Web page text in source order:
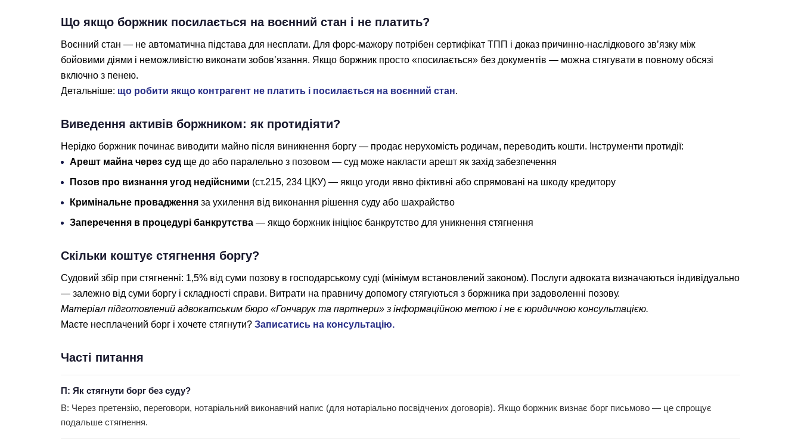
Що якщо боржник посилається на воєнний стан і не платить?
Воєнний стан — не автоматична підстава для несплати. Для форс-мажору потрібен сертифікат ТПП і доказ причинно-наслідкового зв’язку між
бойовими діями і неможливістю виконати зобов’язання. Якщо боржник просто «посилається» без документів — можна стягувати в повному обсязі
включно з пенею.
Детальніше: що робити якщо контрагент не платить і посилається на воєнний стан.
Виведення активів боржником: як протидіяти?
Нерідко боржник починає виводити майно після виникнення боргу — продає нерухомість родичам, переводить кошти. Інструменти протидії:
Арешт майна через суд ще до або паралельно з позовом — суд може накласти арешт як захід забезпечення
Позов про визнання угод недійсними (ст.215, 234 ЦКУ) — якщо угоди явно фіктивні або спрямовані на шкоду кредитору
Кримінальне провадження за ухилення від виконання рішення суду або шахрайство
Заперечення в процедурі банкрутства — якщо боржник ініціює банкрутство для уникнення стягнення
Скільки коштує стягнення боргу?
Судовий збір при стягненні: 1,5% від суми позову в господарському суді (мінімум встановлений законом). Послуги адвоката визначаються індивідуально
— залежно від суми боргу і складності справи. Витрати на правничу допомогу стягуються з боржника при задоволенні позову.
Матеріал підготовлений адвокатським бюро «Гончарук та партнери» з інформаційною метою і не є юридичною консультацією.
Маєте несплачений борг і хочете стягнути? Записатись на консультацію.
Часті питання
П: Як стягнути борг без суду?
В: Через претензію, переговори, нотаріальний виконавчий напис (для нотаріально посвідчених договорів). Якщо боржник визнає борг письмово — це спрощує
подальше стягнення.